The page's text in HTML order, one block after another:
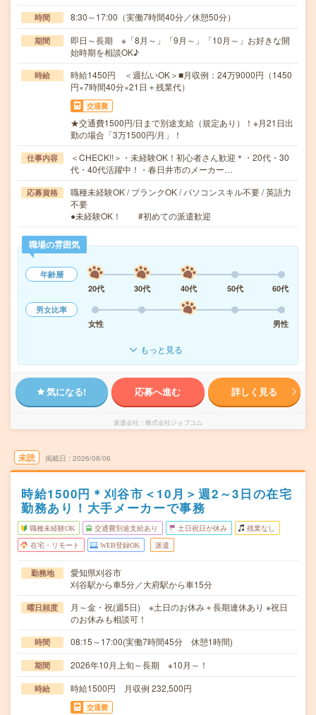
時間 8:30～17:00（実働7時間40分／休憩50分）
期間
即日～長期 ※「8月～」「9月～」「10月～」お好きな開
始時期を相談OK♪
時給
時給1450円 ＜週払いOK＞■月収例：24万9000円（1450
円×7時間40分×21日＋残業代）
交通費
★交通費1500円/日まで別途支給（規定あり）！※月21日出
勤の場合「3万1500円/月」！
仕事内容
＜CHECK!!＞・未経験OK！初心者さん歓迎＊・20代・30
代・40代活躍中！・春日井市のメーカー…
応募資格
職種未経験OK / ブランクOK / パソコンスキル不要 / 英語力
不要
●未経験OK！ #初めての派遣歓迎
職場の雰囲気
年齢層
20代
30代 40代 50代
60代
男女比率
女性
男性
もっと見る
気になる! 応募へ進む 詳しく見る
派遣会社 株式会社ジョブコム
未読 掲載日 2026/08/06
時給1500円＊刈谷市＜10月＞週2～3日の在宅
勤務あり！大手メーカーで事務
職種未経験OK 交通費別途支給あり 土日祝日が休み 残業なし
在宅・リモート WEB登録OK 派遣
勤務地
愛知県刈谷市
刈谷駅から車5分／大府駅から車15分
曜日頻度
月～金・祝(週5日) ※土日のお休み＋長期連休あり ※祝日
のお休みも相談可！
時間 08:15～17:00(実働7時間45分 休憩1時間)
期間 2026年10月上旬～長期 ※10月～！
時給 時給1500円 月収例 232,500円
交通費